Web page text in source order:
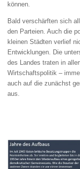
können.
Bald verschärften sich
den Parteien. Auch die
kleinen Städten verlief
Entwicklungen. Die
des Landes traten in
Wirtschaftspolitik –
auch auf die zunächst
aus.